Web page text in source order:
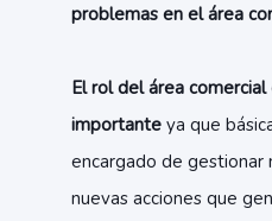
problemas en el área
El rol del área
importante ya que
encargado de gestionar
nuevas acciones que